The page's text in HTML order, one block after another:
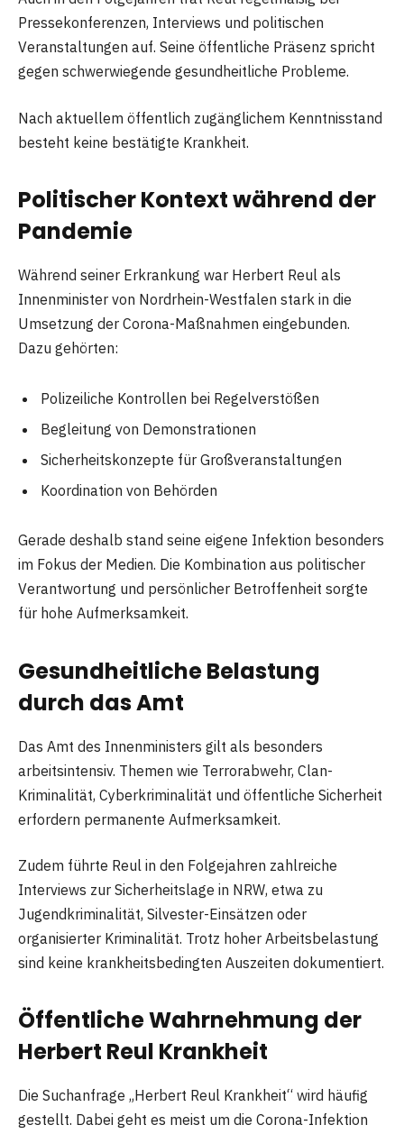
Pressekonferenzen, Interviews und politischen
Veranstaltungen auf. Seine öffentliche Präsenz spricht
gegen schwerwiegende gesundheitliche Probleme.
Nach aktuellem öffentlich zugänglichem Kenntnisstand
besteht keine bestätigte Krankheit.
Politischer Kontext während der
Pandemie
Während seiner Erkrankung war Herbert Reul als
Innenminister von Nordrhein-Westfalen stark in die
Umsetzung der Corona-Maßnahmen eingebunden.
Dazu gehörten:
Polizeiliche Kontrollen bei Regelverstößen
Begleitung von Demonstrationen
Sicherheitskonzepte für Großveranstaltungen
Koordination von Behörden
Gerade deshalb stand seine eigene Infektion besonders
im Fokus der Medien. Die Kombination aus politischer
Verantwortung und persönlicher Betroffenheit sorgte
für hohe Aufmerksamkeit.
Gesundheitliche Belastung
durch das Amt
Das Amt des Innenministers gilt als besonders
arbeitsintensiv. Themen wie Terrorabwehr, Clan-
Kriminalität, Cyberkriminalität und öffentliche Sicherheit
erfordern permanente Aufmerksamkeit.
Zudem führte Reul in den Folgejahren zahlreiche
Interviews zur Sicherheitslage in NRW, etwa zu
Jugendkriminalität, Silvester-Einsätzen oder
organisierter Kriminalität. Trotz hoher Arbeitsbelastung
sind keine krankheitsbedingten Auszeiten dokumentiert.
Öffentliche Wahrnehmung der
Herbert Reul Krankheit
Die Suchanfrage „Herbert Reul Krankheit“ wird häufig
gestellt. Dabei geht es meist um die Corona-Infektion